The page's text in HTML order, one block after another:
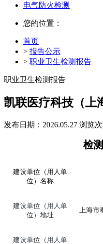
电气防火检测
您的位置：
首页
> 报告公示
> 职业卫生检测报告
职业卫生检测报告
凯联医疗科技（上
发布日期：2026.05.27 浏览次
检
建设单位（用人单
位）名称
建设单位（用人单
位）地址
上海
建设单位（用人单